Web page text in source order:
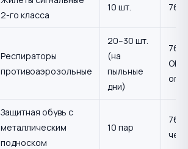
2-го класса
10 шт.
Респираторы
противоаэрозольные
20–30 шт.
(на
пыльные
дни)
ОП
Защитная обувь с
металлическим
подноском
10 пар
чел/